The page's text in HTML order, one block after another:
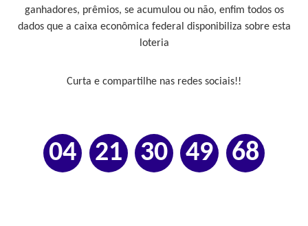
ganhadores, prêmios, se acumulou ou não, enfim todos os
dados que a caixa econômica federal disponibiliza sobre esta
loteria
Curta e compartilhe nas redes sociais!!
04 21 30 49 68